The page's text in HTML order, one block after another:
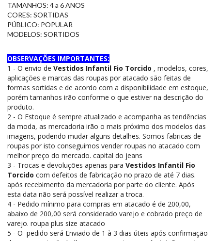
TAMANHOS: 4 a 6 ANOS
CORES: SORTIDAS
PÚBLICO: POPULAR
MODELOS: SORTIDOS
OBSERVAÇÕES IMPORTANTES:
1 - O envio de Vestidos Infantil Fio Torcido , modelos, cores,
aplicações e marcas das roupas por atacado são feitas de
formas sortidas e de acordo com a disponibilidade em estoque,
porém tamanhos irão conforme o que estiver na descrição do
produto.
2 - O Estoque é sempre atualizado e acompanha as tendências
da moda, as mercadoria irão o mais próximo dos modelos das
imagens, podendo mudar alguns detalhes. Somos fabricas de
roupas por isto conseguimos vender roupas no atacado com
melhor preço do mercado. capital do jeans
3 - Trocas e devoluções apenas para Vestidos Infantil Fio
Torcido com defeitos de fabricação no prazo de até 7 dias.
após recebimento da mercadoria por parte do cliente. Após
esta data não será possível realizar a troca.
4 - Pedido mínimo para compras em atacado é de 200,00,
abaixo de 200,00 será considerado varejo e cobrado preço de
varejo. roupa plus size atacado
5 - O pedido será Enviado de 1 à 3 dias úteis após confirmação